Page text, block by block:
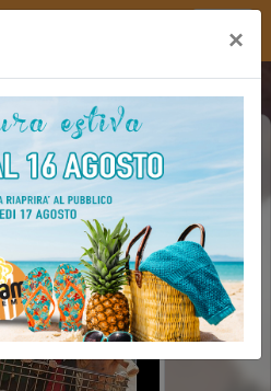
AND LAST
VM 14
×